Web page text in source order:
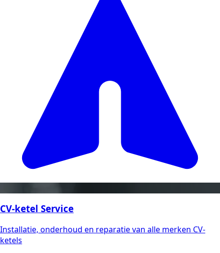
CV-ketel Service
Installatie, onderhoud en reparatie van alle merken CV-
ketels